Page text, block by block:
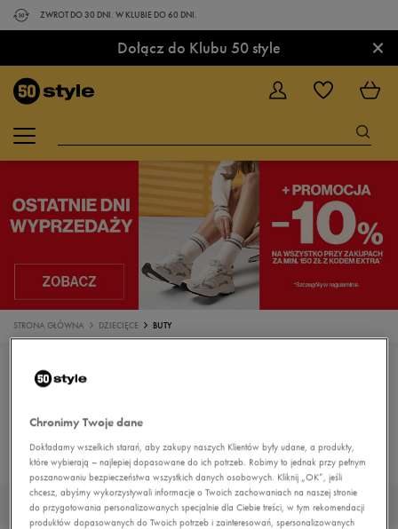
ZWROT DO 30 DNI. W KLUBIE DO 60 DNI.
Dołącz do Klubu 50 style ×
STRONA GŁÓWNA DZIECIĘCE BUTY
BUTY OUTDOOR BUTY PIŁKARSKIE
BUTY LIFESTYLE
DZIECIĘCE BUTY LOTTO
Chronimy Twoje dane
Dokładamy wszelkich starań, aby zakupy naszych Klientów były udane, a produkty,
które wybierają – najlepiej dopasowane do ich potrzeb. Robimy to jednak przy pełnym
poszanowaniu bezpieczeństwa wszystkich danych osobowych. Kliknij „OK”, jeśli
chcesz, abyśmy wykorzystywali informacje o Twoich zachowaniach na naszej stronie
do przygotowania personalizowanych specjalnie dla Ciebie treści, w tym rekomendacji
produktów dopasowanych do Twoich potrzeb i zainteresowań, spersonalizowanych